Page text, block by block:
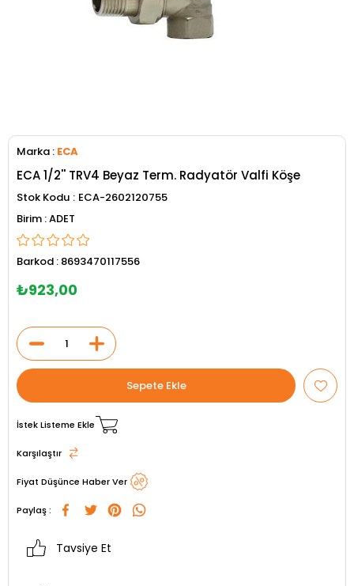
Marka : ECA
ECA 1/2'' TRV4 Beyaz Term. Radyatör Valfi Köşe
Stok Kodu
ECA-2602120755
ADET
Barkod : 8693470117556
₺923,00
İstek Listeme Ekle
Karşılaştır
Fiyat Düşünce Haber Ver
Paylaş :
Tavsiye Et